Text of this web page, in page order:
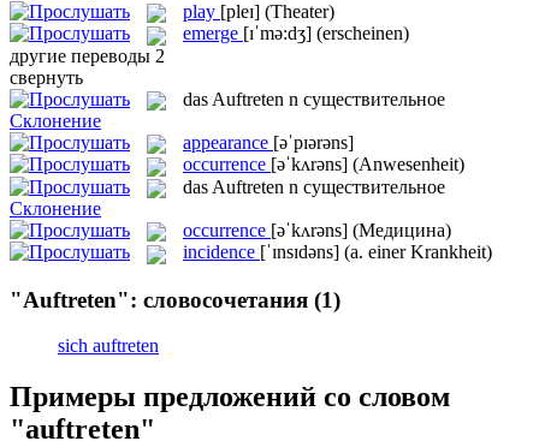
play [pleɪ] (Theater)
emerge [ɪˈmə:dʒ] (erscheinen)
другие переводы 2
свернуть
das Auftreten n существительное
Склонение
appearance [əˈpɪərəns]
occurrence [əˈkʌrəns] (Anwesenheit)
das Auftreten n существительное
Склонение
occurrence [əˈkʌrəns] (Медицина)
incidence [ˈɪnsɪdəns] (a. einer Krankheit)
"Auftreten": словосочетания (1)
sich auftreten
Примеры предложений со словом
"auftreten"